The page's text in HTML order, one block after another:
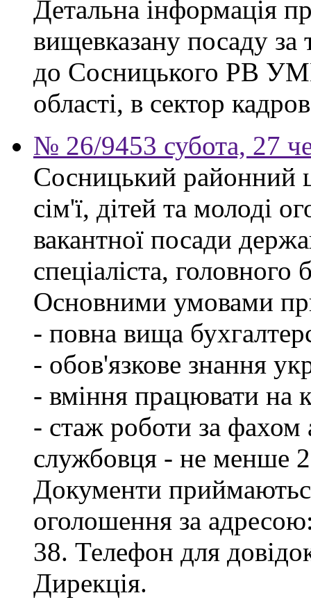
Детальна інформація
вищевказану посаду
до Сосницького РВ
області, в сектор
№ 26/9453 субота, 27
Сосницький районний
сім'ї, дітей та молоді
вакантної посади
спеціаліста, головного
Основними умовами
- повна вища
- обов'язкове знання
- вміння працювати на
- стаж роботи за фахом
службовця - не менше 2
Документи
оголошення за
38. Телефон для
Дирекція.